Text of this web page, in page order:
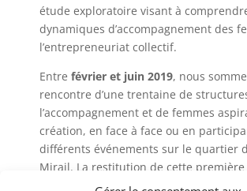
étude exploratoire visant à
dynamiques d’accompagnement des
l’entrepreneuriat collectif.
Entre février et juin 2019, nous
rencontre d’une trentaine de
l’accompagnement et de femmes
création, en face à face ou en
différents événements sur le quartier
Mirail. La restitution de cette première
d’étude a eu lieu le
en présence